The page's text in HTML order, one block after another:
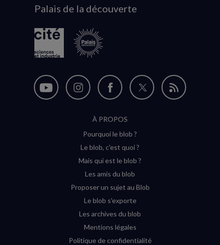
logo
Palais de la découverte
Nous
Nous
Instagram
(nouvelle
Nous
sur
Facebook
(nouvelle
Nous
Flux
À PROPOS
Pourquoi le blob ?
Le blob, c'est quoi ?
Mais qui est le blob ?
Les amis du blob
Proposer un sujet au Blob
Le blob s'exporte
Les archives du blob
Mentions légales
Politique de confidentialité